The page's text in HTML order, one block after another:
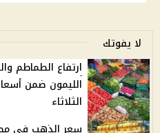
لا يفوتك
ارتفاع الطماطم
الليمون ضمن
الثلاثاء